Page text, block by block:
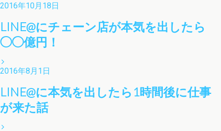
2016年10月18日
LINE@にチェーン店が本気を出したら
◯◯億円！
2016年8月1日
LINE@に本気を出したら1時間後に仕事
が来た話